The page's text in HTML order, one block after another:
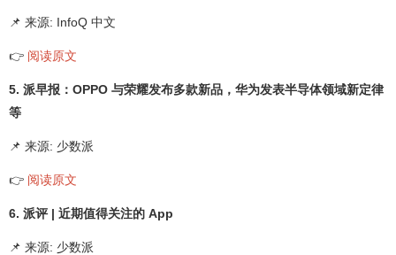
📌 来源: InfoQ 中文
👉 阅读原文
5. 派早报：OPPO 与荣耀发布多款新品，华为发表半导体领域新定律
等
📌 来源: 少数派
👉 阅读原文
6. 派评 | 近期值得关注的 App
📌 来源: 少数派